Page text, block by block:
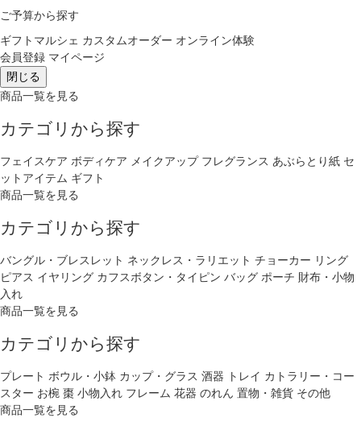
ご予算から探す
ギフトマルシェ カスタムオーダー オンライン体験
会員登録 マイページ
閉じる
商品一覧を見る
カテゴリから探す
フェイスケア ボディケア メイクアップ フレグランス あぶらとり紙 セ
ットアイテム ギフト
商品一覧を見る
カテゴリから探す
バングル・ブレスレット ネックレス・ラリエット チョーカー リング
ピアス イヤリング カフスボタン・タイピン バッグ ポーチ 財布・小物
入れ
商品一覧を見る
カテゴリから探す
プレート ボウル・小鉢 カップ・グラス 酒器 トレイ カトラリー・コー
スター お椀 棗 小物入れ フレーム 花器 のれん 置物・雑貨 その他
商品一覧を見る